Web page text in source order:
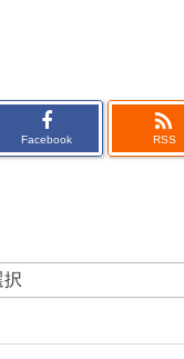
Facebook

RSS